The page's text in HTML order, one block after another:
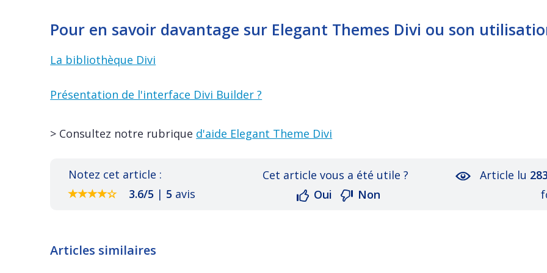
Pour en savoir davantage sur Elegant Themes Divi ou son
La bibliothèque Divi
Présentation de l'interface Divi Builder ?
> Consultez notre rubrique d'aide Elegant Theme Divi
Notez cet article :
3.6/5 | 5 avis
Cet article vous a été utile ?
Oui
Non
Article lu
Articles similaires